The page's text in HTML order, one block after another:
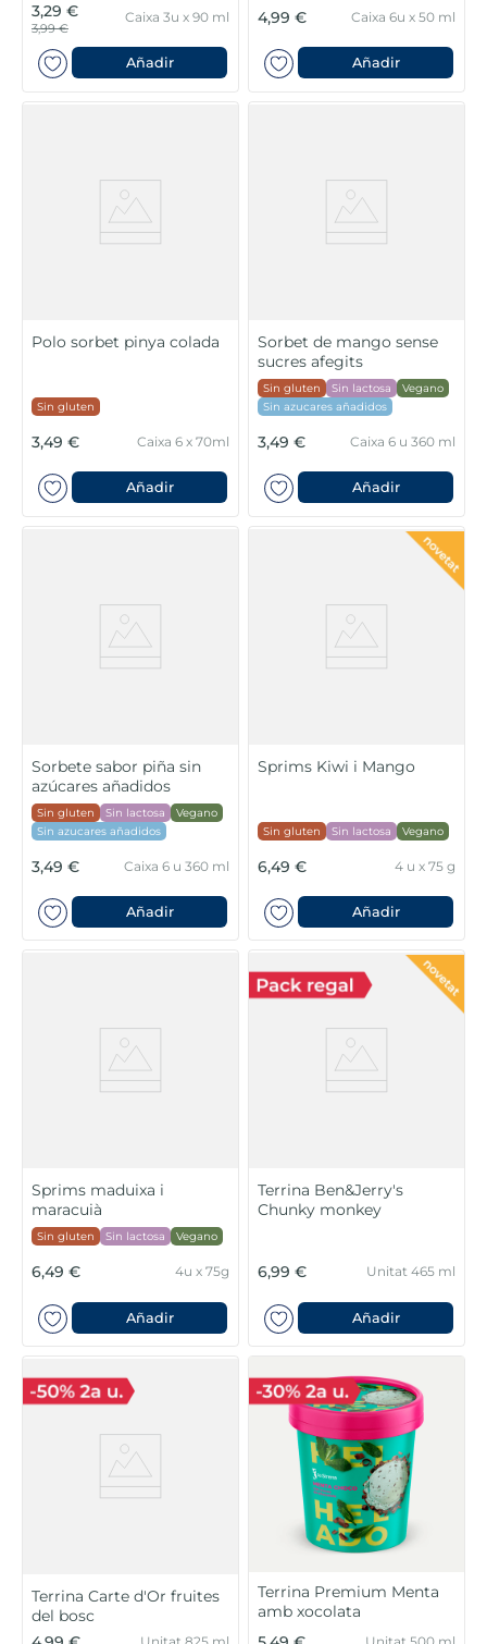
3,29 €
3,99 €
Caixa 3u x 90 ml
Añadir
4,99 € Caixa 6u x 50 ml
Añadir
Polo sorbet pinya colada
Sin gluten
3,49 € Caixa 6 x 70ml
Añadir
Sorbet de mango sense
sucres afegits
Sin gluten Sin lactosa
Vegano
Sin azucares añadidos
3,49 € Caixa 6 u 360 ml
Añadir
Sorbete sabor piña sin
azúcares añadidos
Sin gluten Sin lactosa
Vegano
Sin azucares añadidos
3,49 € Caixa 6 u 360 ml
Añadir
Sprims Kiwi i Mango
Sin gluten Sin lactosa Vegano
6,49 € 4 u x 75 g
Añadir
Sprims maduixa i
maracuià
Sin gluten Sin lactosa Vegano
6,49 € 4u x 75g
Añadir
Terrina Ben&Jerry's
Chunky monkey
6,99 € Unitat 465 ml
Añadir
Terrina Carte d'Or fruites
del bosc
Terrina Premium Menta
amb xocolata